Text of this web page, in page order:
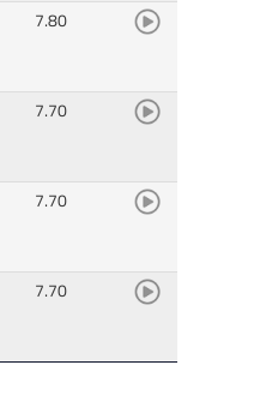
7.80
7.70
7.70
7.70